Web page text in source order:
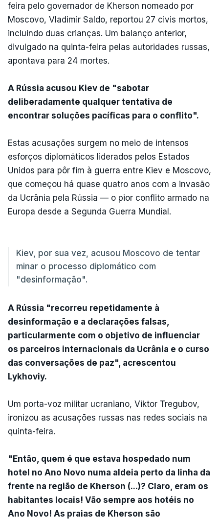
feira pelo governador de Kherson nomeado por
Moscovo, Vladimir Saldo, reportou 27 civis mortos,
incluindo duas crianças. Um balanço anterior,
divulgado na quinta-feira pelas autoridades russas,
apontava para 24 mortes.
A Rússia acusou Kiev de "sabotar
deliberadamente qualquer tentativa de
encontrar soluções pacíficas para o conflito".
Estas acusações surgem no meio de intensos
esforços diplomáticos liderados pelos Estados
Unidos para pôr fim à guerra entre Kiev e Moscovo,
que começou há quase quatro anos com a invasão
da Ucrânia pela Rússia — o pior conflito armado na
Europa desde a Segunda Guerra Mundial.
Kiev, por sua vez, acusou Moscovo de tentar
minar o processo diplomático com
"desinformação".
A Rússia "recorreu repetidamente à
desinformação e a declarações falsas,
particularmente com o objetivo de influenciar
os parceiros internacionais da Ucrânia e o curso
das conversações de paz", acrescentou
Lykhoviy.
Um porta-voz militar ucraniano, Viktor Tregubov,
ironizou as acusações russas nas redes sociais na
quinta-feira.
"Então, quem é que estava hospedado num
hotel no Ano Novo numa aldeia perto da linha da
frente na região de Kherson (...)? Claro, eram os
habitantes locais! Vão sempre aos hotéis no
Ano Novo! As praias de Kherson são